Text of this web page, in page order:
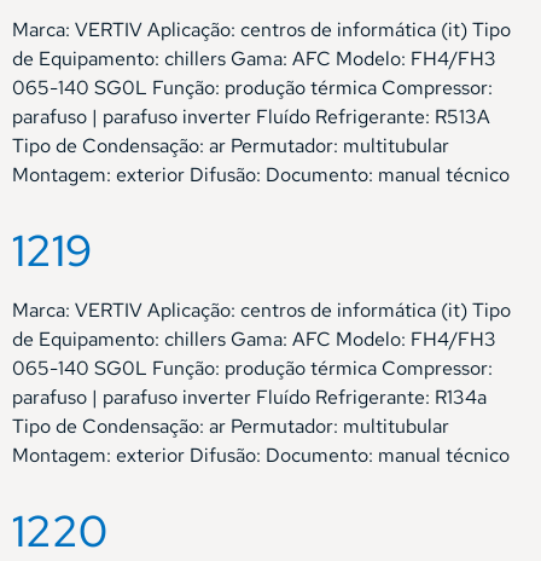
Marca: VERTIV Aplicação: centros de informática (it) Tipo
de Equipamento: chillers Gama: AFC Modelo: FH4/FH3
065-140 SG0L Função: produção térmica Compressor:
parafuso | parafuso inverter Fluído Refrigerante: R513A
Tipo de Condensação: ar Permutador: multitubular
Montagem: exterior Difusão: Documento: manual técnico
1219
Marca: VERTIV Aplicação: centros de informática (it) Tipo
de Equipamento: chillers Gama: AFC Modelo: FH4/FH3
065-140 SG0L Função: produção térmica Compressor:
parafuso | parafuso inverter Fluído Refrigerante: R134a
Tipo de Condensação: ar Permutador: multitubular
Montagem: exterior Difusão: Documento: manual técnico
1220